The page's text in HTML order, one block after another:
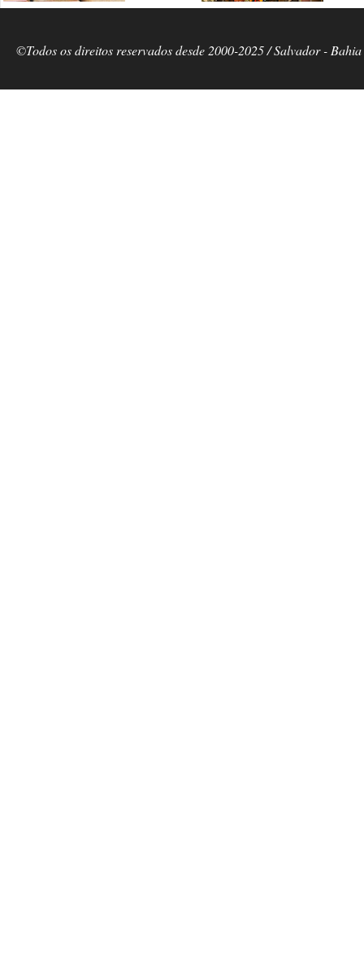
©Todos os direitos reservados desde 2000-2025 / Salvador -